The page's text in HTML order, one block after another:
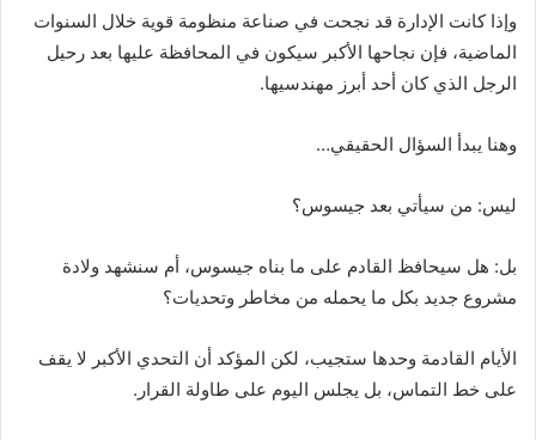
وإذا كانت الإدارة قد نجحت في صناعة منظومة قوية خلال السنوات
الماضية، فإن نجاحها الأكبر سيكون في المحافظة عليها بعد رحيل
الرجل الذي كان أحد أبرز مهندسيها.
وهنا يبدأ السؤال الحقيقي…
ليس: من سيأتي بعد جيسوس؟
بل: هل سيحافظ القادم على ما بناه جيسوس، أم سنشهد ولادة
مشروع جديد بكل ما يحمله من مخاطر وتحديات؟
الأيام القادمة وحدها ستجيب، لكن المؤكد أن التحدي الأكبر لا يقف
على خط التماس، بل يجلس اليوم على طاولة القرار.